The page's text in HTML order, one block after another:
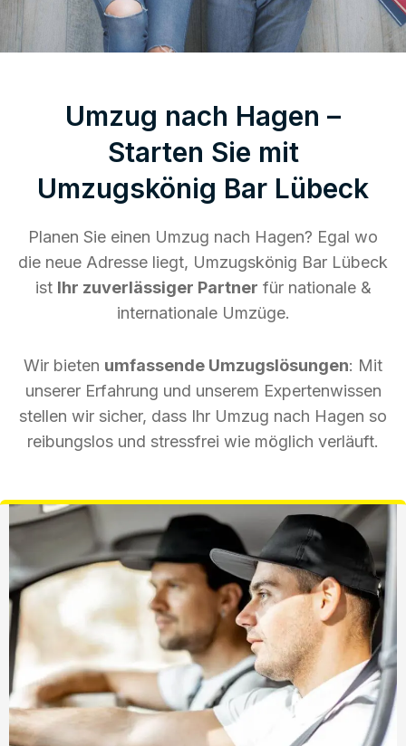
Umzug nach Hagen –
Starten Sie mit
Umzugskönig Bar Lübeck
Planen Sie einen Umzug nach Hagen? Egal wo
die neue Adresse liegt, Umzugskönig Bar Lübeck
ist Ihr zuverlässiger Partner für nationale &
internationale Umzüge.
Wir bieten umfassende Umzugslösungen: Mit
unserer Erfahrung und unserem Expertenwissen
stellen wir sicher, dass Ihr Umzug nach Hagen so
reibungslos und stressfrei wie möglich verläuft.